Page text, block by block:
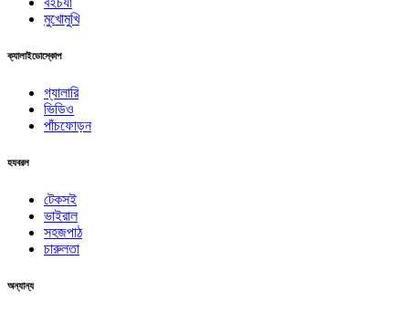
মুখোমুখি
ক্যালাইডোস্কোপ
গ্যালারি
ভিডিও
পাঁচফোড়ন
হযবরল
টেকসই
ভাইরাল
সহজপাঠ
চারুলতা
অন্যান্য